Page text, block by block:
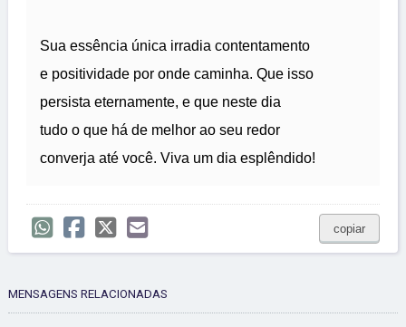
Sua essência única irradia contentamento
e positividade por onde caminha. Que isso
persista eternamente, e que neste dia
tudo o que há de melhor ao seu redor
converja até você. Viva um dia esplêndido!
copiar
MENSAGENS RELACIONADAS